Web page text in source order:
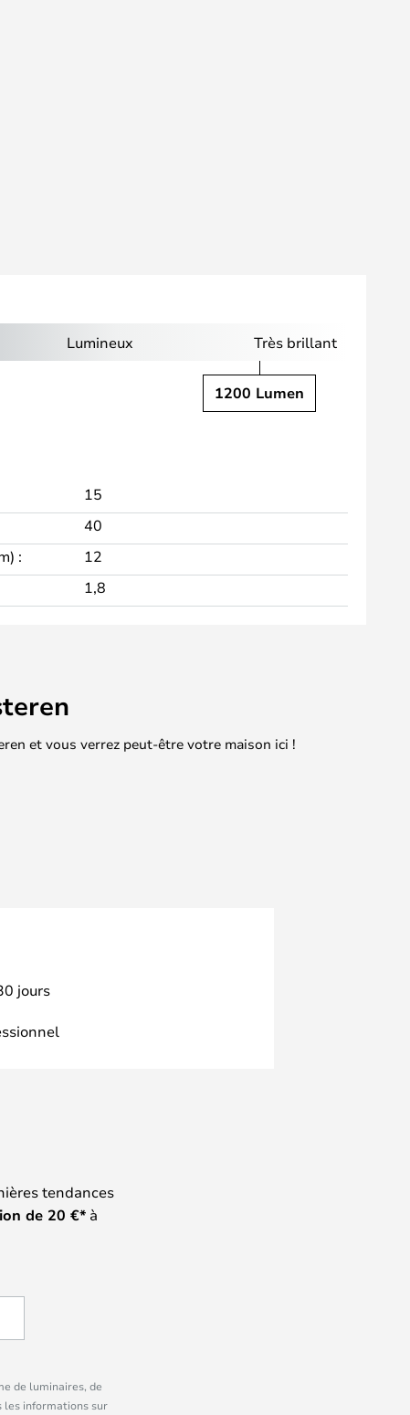
Lumineux Très brillant
1200 Lumen
15
40
:
12
1,8
et vous verrez peut-être votre maison ici !
jours
tendances
de 20 €* à
de luminaires, de
les informations sur